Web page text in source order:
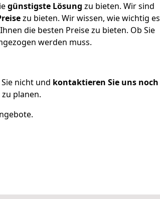
günstigste Lösung zu bieten. Wir sind
zu bieten. Wir wissen, wie wichtig es
die besten Preise zu bieten. Ob Sie
werden muss.
nicht und kontaktieren Sie uns noch
planen.